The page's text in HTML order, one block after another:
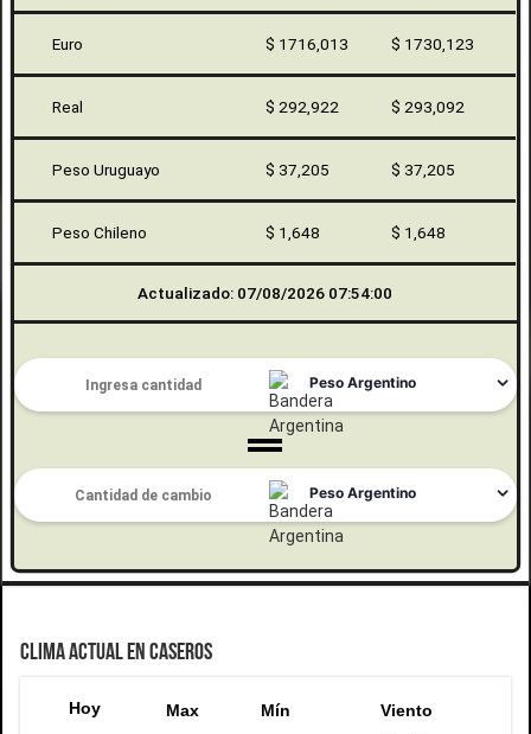
Euro $ 1716,013 $ 1730,123
Real $ 292,922 $ 293,092
Peso Uruguayo $ 37,205 $ 37,205
Peso Chileno $ 1,648 $ 1,648
Actualizado: 07/08/2026 07:54:00
CLIMA ACTUAL EN CASEROS
Hoy Max Mín Viento